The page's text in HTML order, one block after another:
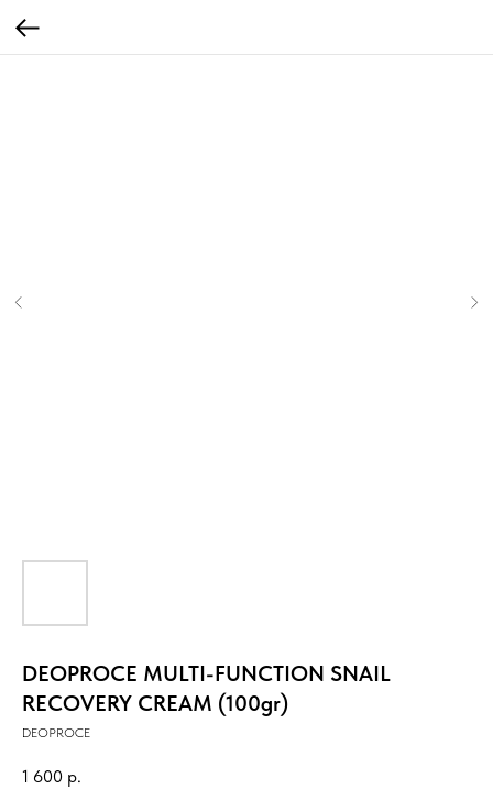
DEOPROCE MULTI-FUNCTION SNAIL
RECOVERY CREAM (100gr)
DEOPROCE
1 600 р.